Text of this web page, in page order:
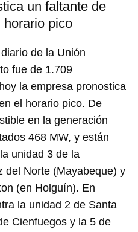
un faltante de
horario pico
de la Unión
fue de 1.709
la empresa pronostica
el horario pico. De
en la generación
468 MW, y están
unidad 3 de la
del Norte (Mayabeque) y
(en Holguín). En
la unidad 2 de Santa
Cienfuegos y la 5 de